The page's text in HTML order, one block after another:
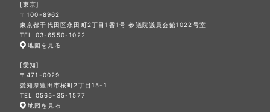
[東京]
〒100-8962
東京都千代田区永田町2丁目1番1号 参議院議員会館1022号室
TEL 03-6550-1022
地図を見る
[愛知]
〒471-0029
愛知県豊田市桜町2丁目15-1
TEL 0565-35-1577
地図を見る